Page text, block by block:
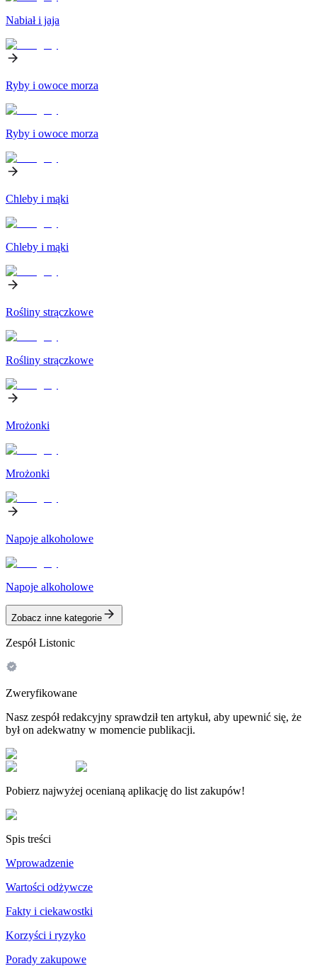
Nabiał i jaja
Ryby i owoce morza
Ryby i owoce morza
Chleby i mąki
Chleby i mąki
Rośliny strączkowe
Rośliny strączkowe
Mrożonki
Mrożonki
Napoje alkoholowe
Napoje alkoholowe
Zobacz inne kategorie
Zespół Listonic
Zweryfikowane
Nasz zespół redakcyjny sprawdził ten artykuł, aby upewnić się, że
był on adekwatny w momencie publikacji.
Pobierz najwyżej ocenianą aplikację do list zakupów!
Spis treści
Wprowadzenie
Wartości odżywcze
Fakty i ciekawostki
Korzyści i ryzyko
Porady zakupowe